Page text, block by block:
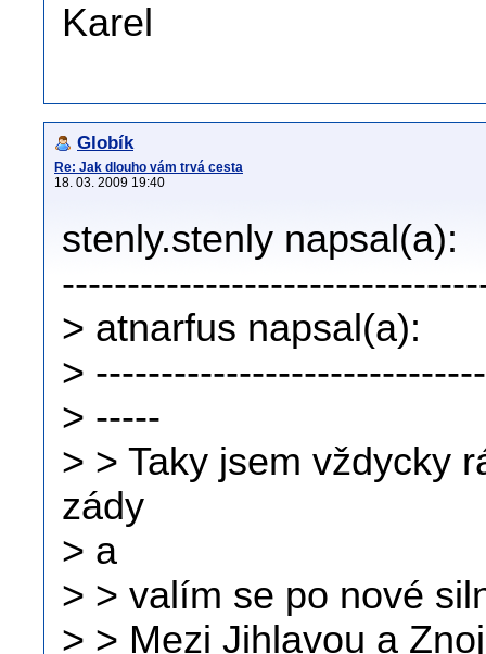
Karel
Globík
Re: Jak dlouho vám trvá cesta
18. 03. 2009 19:40
stenly.stenly napsal(a):
> atnarfus napsal(a):
>
> -----
> > Taky jsem vždycky
zády
> a
> > valím se po nové
> > Mezi Jihlavou a